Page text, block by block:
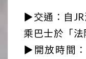
▶交通：自
乘巴士於「
▶開放時間